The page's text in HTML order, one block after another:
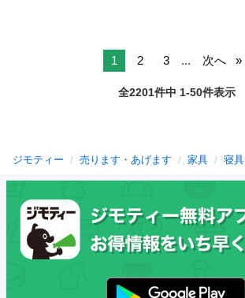
1 2 3 ... 次へ
全2201件中 1-50件表示
ジモティー 売ります・あげます 家具 寝具